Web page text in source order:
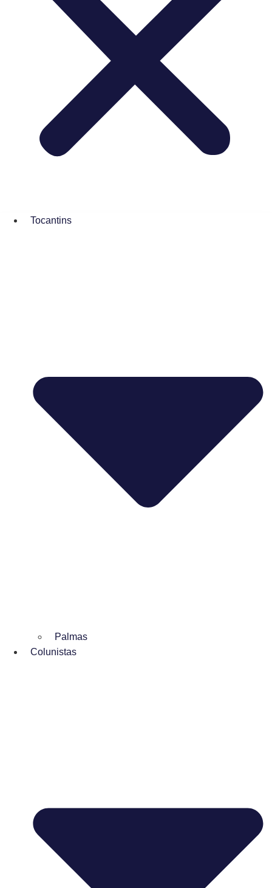
Tocantins
Palmas
Colunistas